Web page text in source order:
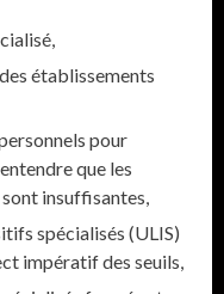
établissements
pour
que les
insuffisantes,
spécialisés (ULIS)
impératif des seuils,